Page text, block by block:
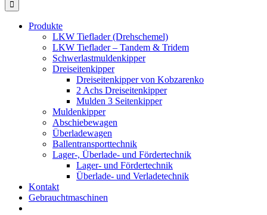
Produkte
LKW Tieflader (Drehschemel)
LKW Tieflader – Tandem & Tridem
Schwerlastmuldenkipper
Dreiseitenkipper
Dreiseitenkipper von Kobzarenko
2 Achs Dreiseitenkipper
Mulden 3 Seitenkipper
Muldenkipper
Abschiebewagen
Überladewagen
Ballentransporttechnik
Lager-, Überlade- und Fördertechnik
Lager- und Fördertechnik
Überlade- und Verladetechnik
Kontakt
Gebrauchtmaschinen